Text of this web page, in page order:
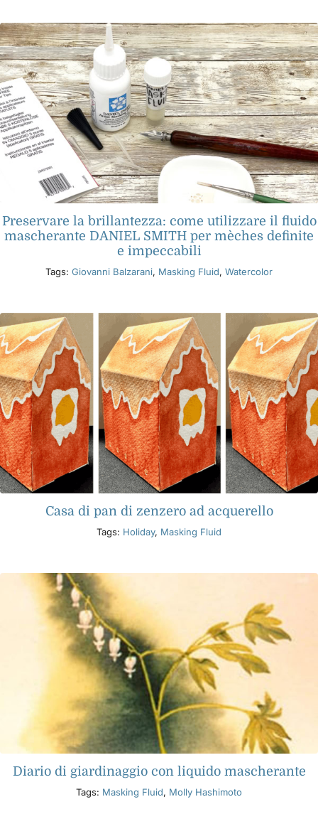
Libri
Eventi
Blog
Risorse
Trova un rivenditore
Contattaci
Iscriviti
Preservare la brillantezza: come utilizzare il fluido
mascherante DANIEL SMITH per mèches definite
e impeccabili
Tags: Giovanni Balzarani, Masking Fluid, Watercolor
Casa di pan di zenzero ad acquerello
Tags: Holiday, Masking Fluid
Diario di giardinaggio con liquido mascherante
Tags: Masking Fluid, Molly Hashimoto